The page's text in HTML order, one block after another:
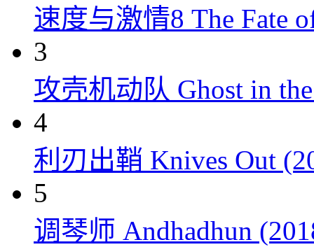
速度与激情8 The Fate
3
攻壳机动队 Ghost in
4
利刃出鞘 Knives Out
5
调琴师 Andhadhun